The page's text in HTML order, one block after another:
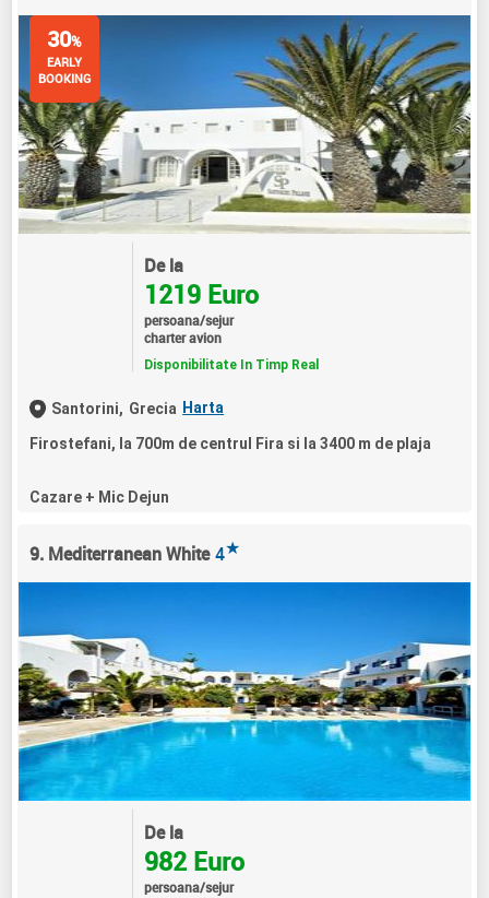
30%
EARLY
BOOKING
De la
1219 Euro
persoana/sejur
charter avion
Disponibilitate In Timp Real
Santorini, Grecia Harta
Firostefani, la 700m de centrul Fira si la 3400 m de plaja
Cazare + Mic Dejun
9. Mediterranean White 4★
De la
982 Euro
persoana/sejur